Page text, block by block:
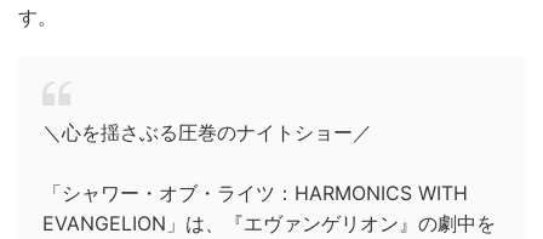
す。
＼心を揺さぶる圧巻のナイトショー／
「シャワー・オブ・ライツ：HARMONICS WITH
EVANGELION」は、『エヴァンゲリオン』の劇中を